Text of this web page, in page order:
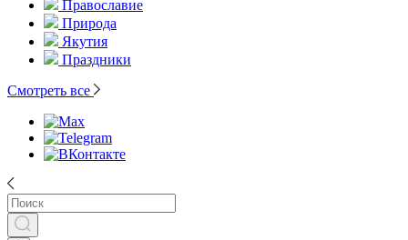
Православие
Природа
Якутия
Праздники
Смотреть все